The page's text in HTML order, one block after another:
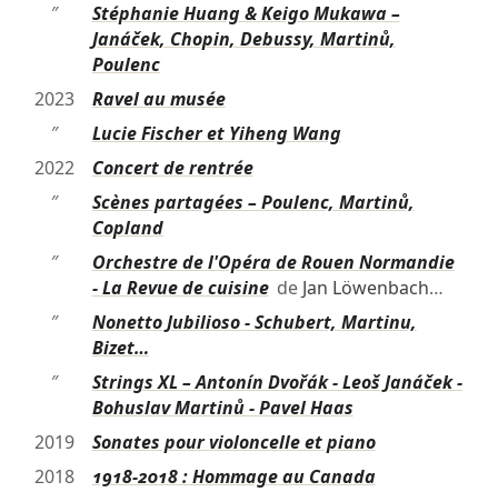
″
Stéphanie Huang & Keigo Mukawa –
Janáček, Chopin, Debussy, Martinů,
Poulenc
2023
Ravel au musée
″
Lucie Fischer et Yiheng Wang
2022
Concert de rentrée
″
Scènes partagées – Poulenc, Martinů,
Copland
″
Orchestre de l'Opéra de Rouen Normandie
- La Revue de cuisinede Jan Löwenbach…
″
Nonetto Jubilioso - Schubert, Martinu,
Bizet…
″
Strings XL – Antonín Dvořák - Leoš Janáček -
Bohuslav Martinů - Pavel Haas
2019
Sonates pour violoncelle et piano
2018
1918-2018 : Hommage au Canada